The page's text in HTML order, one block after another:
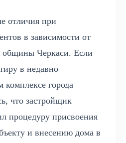
отличия при
в зависимости от
общины Черкаси. Если
в недавно
города
что застройщик
процедуру присвоения
и внесению дома в